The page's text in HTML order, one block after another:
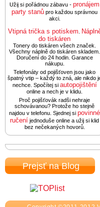
Užij si pořádnou zábavu - pronájem
party stanů pro každou správnou
akci.
Vtipná trička s potiskem
do tiskáren
Tonery do tiskáren všech značek.
Všechny náplně do tiskáren skladem.
Doručení do 24 hodin. Garance
nákupu.
Telefonáty od pojišťoven jsou jako
špatný vtip – každý to zná, ale nikdo
nechce. Spočítej si autopojištění
online a nech je v klidu.
Proč pojišťovák radši nehraje
schovávanou? Protože ho stejně
najdou v telefonu. Sjednej si povinné
ručení jednoduše online a užij si klid
bez nečekaných hovorů.
Prejsť na Blog